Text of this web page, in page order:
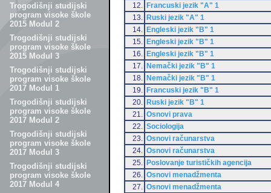
Trogodišnji studijski
program visoke škole
2015 Modul 2
Trogodišnji studijski
program visoke škole
2015 Modul 3
Trogodišnji studijski
program visoke škole
2017 Modul 1
Trogodišnji studijski
program visoke škole
2017 Modul 2
Trogodišnji studijski
program visoke škole
2017 Modul 3
Trogodišnji studijski
program visoke škole
2017 Modul 4
12.
Francuski jezik "A" 1
13.
Ruski jezik "A" 1
14.
Engleski jezik "B" 1
15.
Engleski jezik "B" 1
16.
Engleski jezik "B" 1
17.
Nemački jezik "B" 1
18.
Nemački jezik "B" 1
19.
Francuski jezik "B" 1
20.
Ruski jezik "B" 1
21.
Osnovi prava
22.
Sociologija
23.
Osnovi računarstva
24.
Osnovi računarstva
25.
Poslovanje turističkih agencija
26.
Osnovi menadžmenta
27.
Osnovi menadžmenta